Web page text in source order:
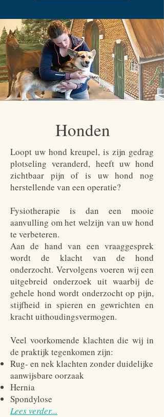
Honden
Loopt uw hond kreupel, is zijn gedrag
plotseling veranderd, heeft uw hond
zichtbaar pijn of is uw hond nog
herstellende van een operatie?
Fysiotherapie is dan een mooie
aanvulling om het welzijn van uw hond
te verbeteren.
Aan de hand van een vraaggesprek
wordt de klacht van de hond
onderzocht. Vervolgens voeren wij een
uitgebreid onderzoek uit waarbij de
gehele hond wordt onderzocht op pijn,
stijfheid in spieren en gewrichten en
kracht uithoudingsvermogen.
Veel voorkomende klachten die wij in
de praktijk tegenkomen zijn:
Rug- en nek klachten zonder duidelijke
aanwijsbare oorzaak
Hernia
Spondylose
Lees verder...